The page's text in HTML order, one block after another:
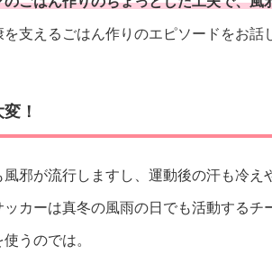
支えるごはん作りのエピソードをお話
！
邪が流行しますし、運動後の汗も冷
カーは真冬の風雨の日でも活動するチ
うのでは。